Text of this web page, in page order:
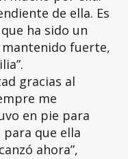
de ella. Es
ha sido un
fuerte,
gracias al
me
en pie para
que ella
ahora”,